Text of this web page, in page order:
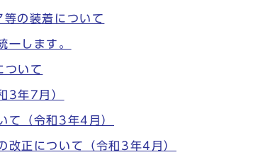
の装着について
一します。
ついて
3年7月）
て（令和3年4月）
改正について（令和3年4月）